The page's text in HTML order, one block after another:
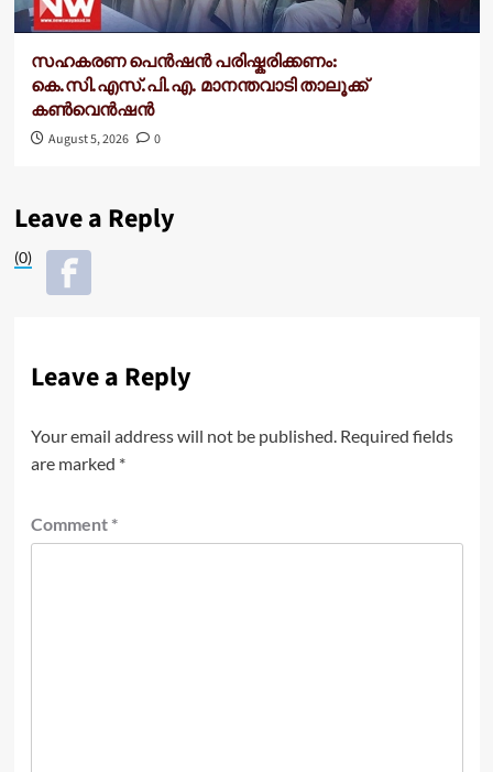
സഹകരണ പെൻഷൻ പരിഷ്കരിക്കണം:
കെ.സി.എസ്.പി.എ. മാനന്തവാടി താലൂക്ക്
കൺവെൻഷൻ
August 5, 2026 0
Leave a Reply
(0)
Leave a Reply
Your email address will not be published. Required fields
are marked *
Comment *